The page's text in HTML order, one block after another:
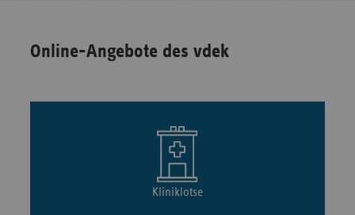
Online-Angebote des vdek
Kliniklotse